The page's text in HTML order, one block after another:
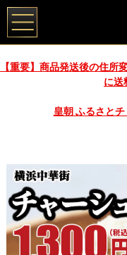
【重要】商品発送後の住所
に送
皇朝 ふるさと